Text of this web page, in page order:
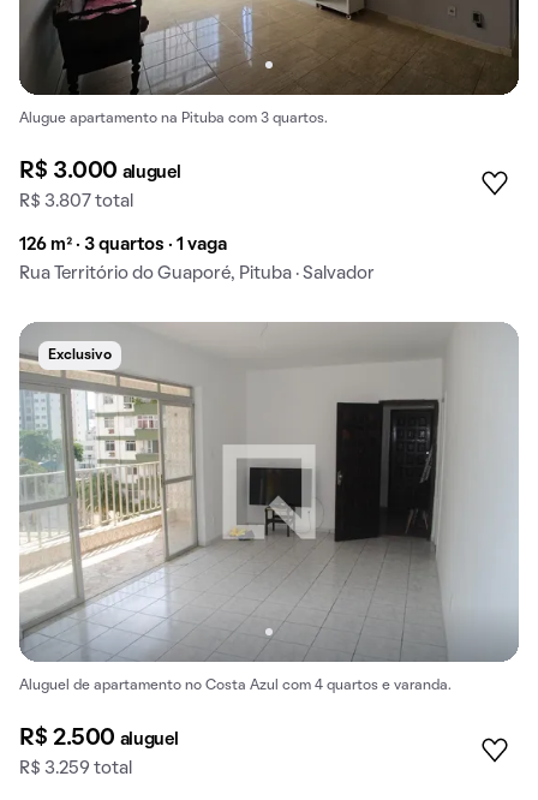
Alugue apartamento na Pituba com 3 quartos.
R$ 3.000 aluguel
R$ 3.807 total
126 m² · 3 quartos · 1 vaga
Rua Território do Guaporé, Pituba · Salvador
Exclusivo
Aluguel de apartamento no Costa Azul com 4 quartos e varanda.
R$ 2.500 aluguel
R$ 3.259 total